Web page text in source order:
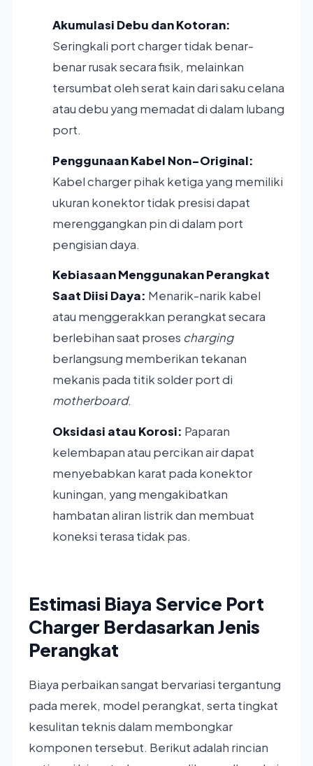
Akumulasi Debu dan Kotoran:
Seringkali port charger tidak benar-
benar rusak secara fisik, melainkan
tersumbat oleh serat kain dari saku celana
atau debu yang memadat di dalam lubang
port.
Penggunaan Kabel Non-Original:
Kabel charger pihak ketiga yang memiliki
ukuran konektor tidak presisi dapat
merenggangkan pin di dalam port
pengisian daya.
Kebiasaan Menggunakan Perangkat
Saat Diisi Daya: Menarik-narik kabel
atau menggerakkan perangkat secara
berlebihan saat proses charging
berlangsung memberikan tekanan
mekanis pada titik solder port di
motherboard.
Oksidasi atau Korosi: Paparan
kelembapan atau percikan air dapat
menyebabkan karat pada konektor
kuningan, yang mengakibatkan
hambatan aliran listrik dan membuat
koneksi terasa tidak pas.
Estimasi Biaya Service Port
Charger Berdasarkan Jenis
Perangkat
Biaya perbaikan sangat bervariasi tergantung
pada merek, model perangkat, serta tingkat
kesulitan teknis dalam membongkar
komponen tersebut. Berikut adalah rincian